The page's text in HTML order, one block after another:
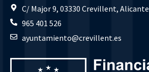
C/ Major 9, 03330 Crevillent, Alicante
965 401 526
ayuntamiento@crevillent.es